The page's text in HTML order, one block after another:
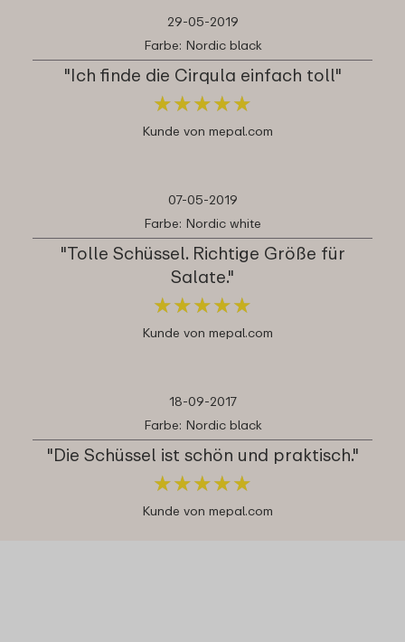
29-05-2019
Farbe: Nordic black
"Ich finde die Cirqula einfach toll"
★★★★★
★★★★★
Kunde von mepal.com
07-05-2019
Farbe: Nordic white
"Tolle Schüssel. Richtige Größe für
Salate."
★★★★★
★★★★★
Kunde von mepal.com
18-09-2017
Farbe: Nordic black
"Die Schüssel ist schön und praktisch."
★★★★★
★★★★★
Kunde von mepal.com